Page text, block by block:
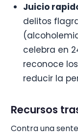
Juicio
delitos
celebra en
reconoce
reducir la
Recursos
Contra una